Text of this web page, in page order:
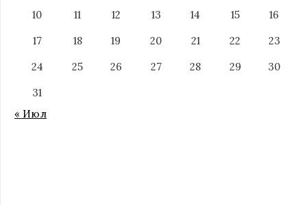
10
11 12 13 14 15
16
17
18 19 20 21 22
23
24
25 26 27 28 29
30
31
« Июл